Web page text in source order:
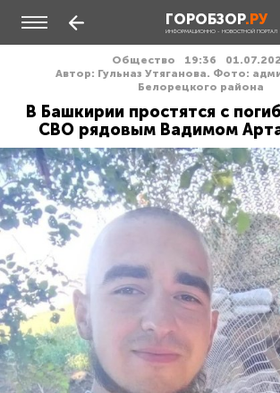
ГОРОБЗОР.РУ
ИНФОРМАЦИОННО - НОВОСТНОЙ ПОРТАЛ
Общество 19:36
Автор: Гульназ Утяганова. Фото:
Белорецкого района
В Башкирии простятся с
СВО рядовым Вадимом